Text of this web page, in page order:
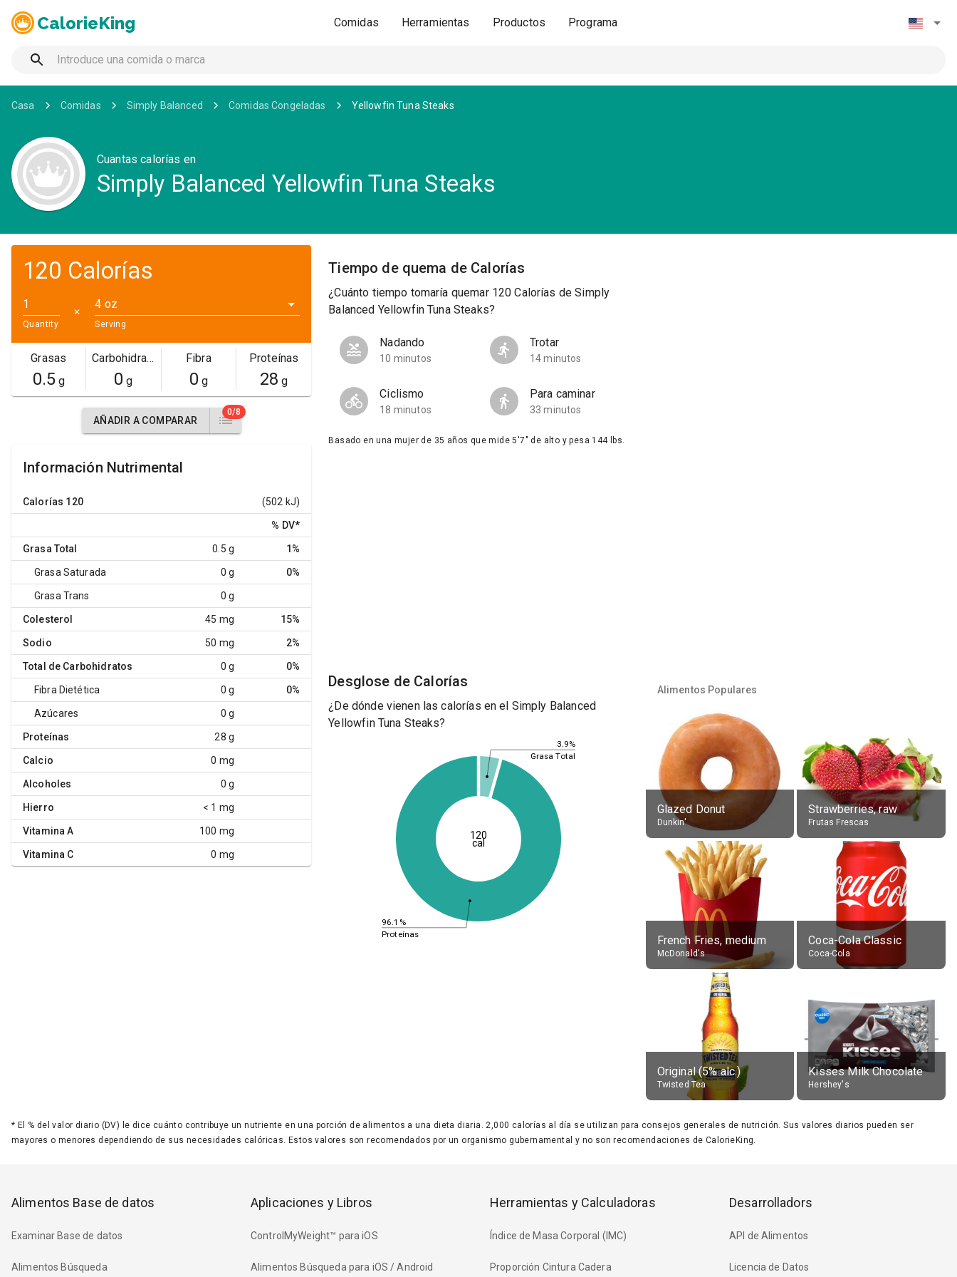
CalorieKing Comidas Herramientas Productos Programa
Casa Comidas Simply Balanced Comidas Congeladas Yellowfin Tuna Steaks
Cuantas calorías en
Simply Balanced Yellowfin Tuna Steaks
120 Calorías
Quantity
✕
4 oz
Serving
Grasas
0.5g
Carbohidratos
0 g
Fibra
0 g
Proteínas
28 g
AÑADIR A COMPARAR
0/8
Información Nutrimental
Calorías 120 (502 kJ)
% DV*
Grasa Total 0.5 g 1%
Grasa Saturada 0 g 0%
Grasa Trans 0 g
Colesterol 45 mg 15%
Sodio 50 mg 2%
Total de Carbohidratos 0 g 0%
Fibra Dietética 0 g 0%
Azúcares 0 g
Proteínas 28 g
Calcio 0 mg
Alcoholes 0 g
Hierro < 1 mg
Vitamina A 100 mg
Vitamina C 0 mg
Tiempo de quema de Calorías
¿Cuánto tiempo tomaría quemar 120 Calorías de Simply
Balanced Yellowfin Tuna Steaks?
Nadando
10 minutos
Trotar
14 minutos
Ciclismo
18 minutos
Para caminar
33 minutos
Basado en una mujer de 35 años que mide 5'7" de alto y pesa 144 lbs.
Desglose de Calorías
¿De dónde vienen las calorías en el Simply Balanced
Yellowfin Tuna Steaks?
3.9%
96.1%
Grasa Total
Proteínas
120
cal
Alimentos Populares
Glazed Donut
Dunkin'
Strawberries, raw
Frutas Frescas
French Fries, medium
McDonald's
Coca-Cola Classic
Coca-Cola
Original (5% alc.)
Twisted Tea
Kisses Milk Chocolate
Hershey's
* El % del valor diario (DV) le dice cuánto contribuye un nutriente en una porción de alimentos a una dieta diaria. 2,000 calorías al día se utilizan para consejos generales de nutrición. Sus valores diarios pueden ser
mayores o menores dependiendo de sus necesidades calóricas. Estos valores son recomendados por un organismo gubernamental y no son recomendaciones de CalorieKing.
Alimentos Base de datos
Examinar Base de datos
Alimentos Búsqueda
Aplicaciones y Libros
ControlMyWeight™ para iOS
Alimentos Búsqueda para iOS / Android
Herramientas y Calculadoras
Índice de Masa Corporal (IMC)
Proporción Cintura Cadera
Desarrolladors
API de Alimentos
Licencia de Datos